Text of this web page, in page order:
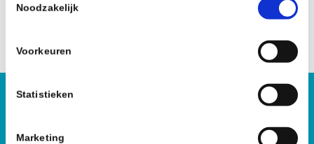
Noodzakelijk
Voorkeuren
Statistieken
Marketing
ontdaan van alles wat nog aan de traumatische
Hoe kunnen wij je helpen?